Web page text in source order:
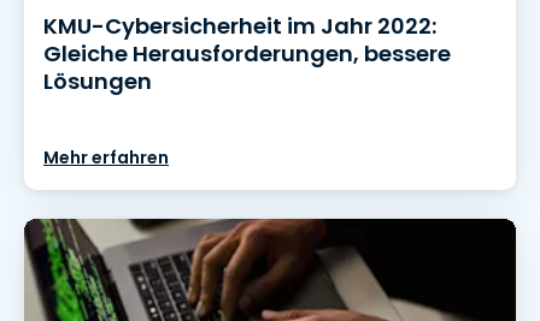
KMU-Cybersicherheit im Jahr 2022:
Gleiche Herausforderungen, bessere
Lösungen
Mehr erfahren